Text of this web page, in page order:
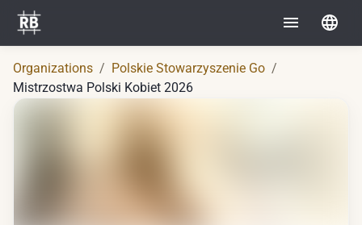
Organizations / Polskie Stowarzyszenie Go /
Mistrzostwa Polski Kobiet 2026